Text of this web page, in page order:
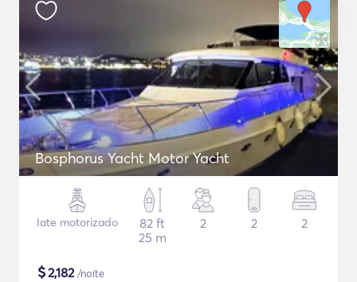
Bosphorus Yacht Motor Yacht
Iate motorizado
82 ft
25 m
2 2 2
$2,182/noite